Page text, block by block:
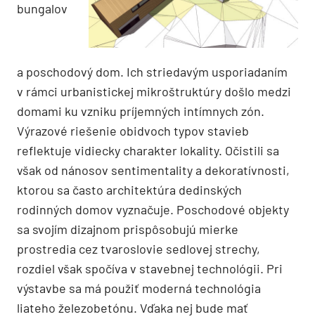
bungalov
a poschodový dom. Ich striedavým usporiadaním
v rámci urbanistickej mikroštruktúry došlo medzi
domami ku vzniku príjemných intímnych zón.
Výrazové riešenie obidvoch typov stavieb
reflektuje vidiecky charakter lokality. Očistili sa
však od nánosov sentimentality a dekoratívnosti,
ktorou sa často architektúra dedinských
rodinných domov vyznačuje. Poschodové objekty
sa svojím dizajnom prispôsobujú mierke
prostredia cez tvaroslovie sedlovej strechy,
rozdiel však spočíva v stavebnej technológii. Pri
výstavbe sa má použiť moderná technológia
liateho železobetónu. Vďaka nej bude mať